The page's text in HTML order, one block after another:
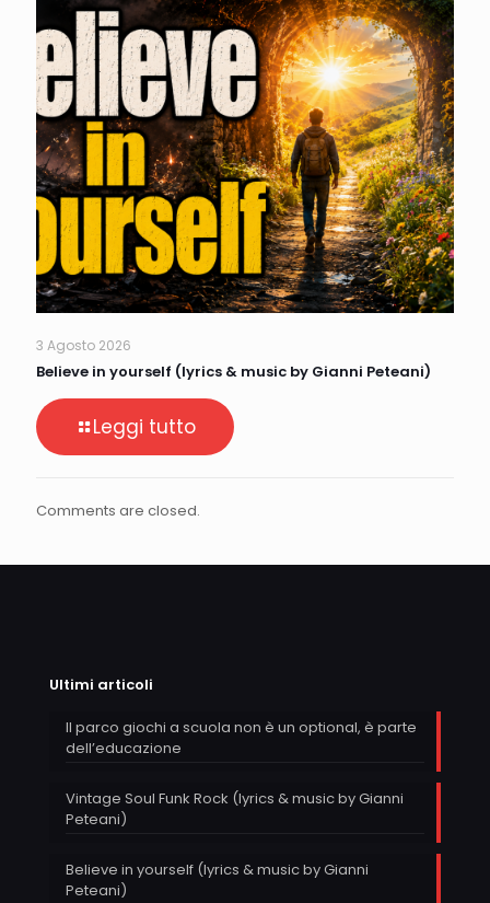
3 Agosto 2026
Believe in yourself (lyrics & music by Gianni Peteani)
Leggi tutto
Comments are closed.
Ultimi articoli
Il parco giochi a scuola non è un optional, è parte
dell’educazione
Vintage Soul Funk Rock (lyrics & music by Gianni
Peteani)
Believe in yourself (lyrics & music by Gianni
Peteani)